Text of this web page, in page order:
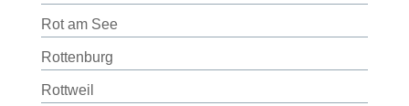
Rot am See
Rottenburg
Rottweil